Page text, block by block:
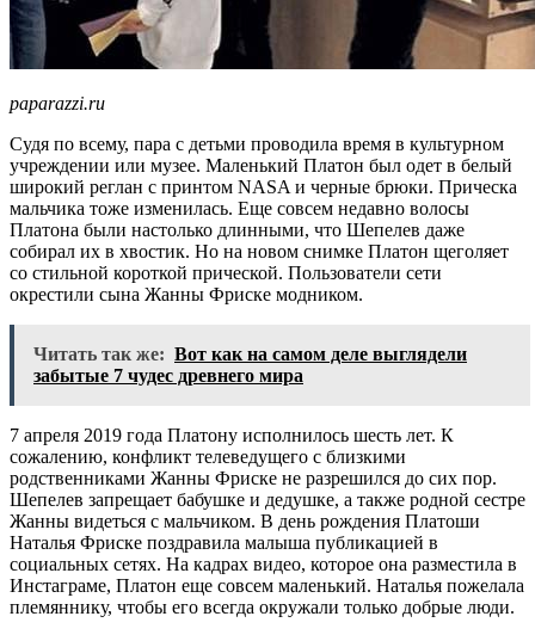
paparazzi.ru
Судя по всему, пара с детьми проводила время в культурном
учреждении или музее. Маленький Платон был одет в белый
широкий реглан с принтом NASA и черные брюки. Прическа
мальчика тоже изменилась. Еще совсем недавно волосы
Платона были настолько длинными, что Шепелев даже
собирал их в хвостик. Но на новом снимке Платон щеголяет
со стильной короткой прической. Пользователи сети
окрестили сына Жанны Фриске модником.
Читать так же: Вот как на самом деле выглядели
забытые 7 чудес древнего мира
7 апреля 2019 года Платону исполнилось шесть лет. К
сожалению, конфликт телеведущего с близкими
родственниками Жанны Фриске не разрешился до сих пор.
Шепелев запрещает бабушке и дедушке, а также родной сестре
Жанны видеться с мальчиком. В день рождения Платоши
Наталья Фриске поздравила малыша публикацией в
социальных сетях. На кадрах видео, которое она разместила в
Инстаграме, Платон еще совсем маленький. Наталья пожелала
племяннику, чтобы его всегда окружали только добрые люди.